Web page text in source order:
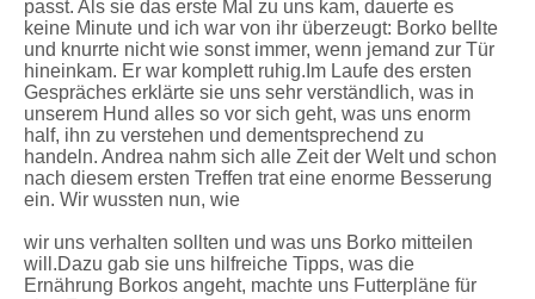
passt. Als sie das erste Mal zu uns kam, dauerte es
keine Minute und ich war von ihr überzeugt: Borko bellte
und knurrte nicht wie sonst immer, wenn jemand zur Tür
hineinkam. Er war komplett ruhig.Im Laufe des ersten
Gespräches erklärte sie uns sehr verständlich, was in
unserem Hund alles so vor sich geht, was uns enorm
half, ihn zu verstehen und dementsprechend zu
handeln. Andrea nahm sich alle Zeit der Welt und schon
nach diesem ersten Treffen trat eine enorme Besserung
ein. Wir wussten nun, wie
wir uns verhalten sollten und was uns Borko mitteilen
will.Dazu gab sie uns hilfreiche Tipps, was die
Ernährung Borkos angeht, machte uns Futterpläne für